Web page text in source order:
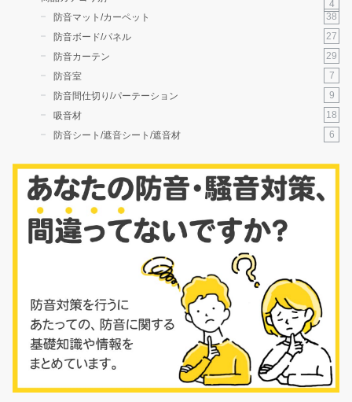
4
防音マット/カーペット
38
防音ボード/パネル
27
防音カーテン
29
防音室
7
防音間仕切り/パーテーション
9
吸音材
18
防音シート/遮音シート/遮音材
6